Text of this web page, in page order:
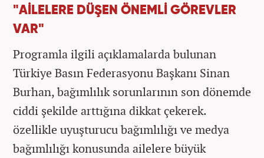
"AİLELERE DÜŞEN ÖNEMLİ GÖREVLER
VAR"
Programla ilgili açıklamalarda bulunan
Türkiye Basın Federasyonu Başkanı Sinan
Burhan, bağımlılık sorunlarının son dönemde
ciddi şekilde arttığına dikkat çekerek.
özellikle uyuşturucu bağımlılığı ve medya
bağımlılığı konusunda ailelere büyük